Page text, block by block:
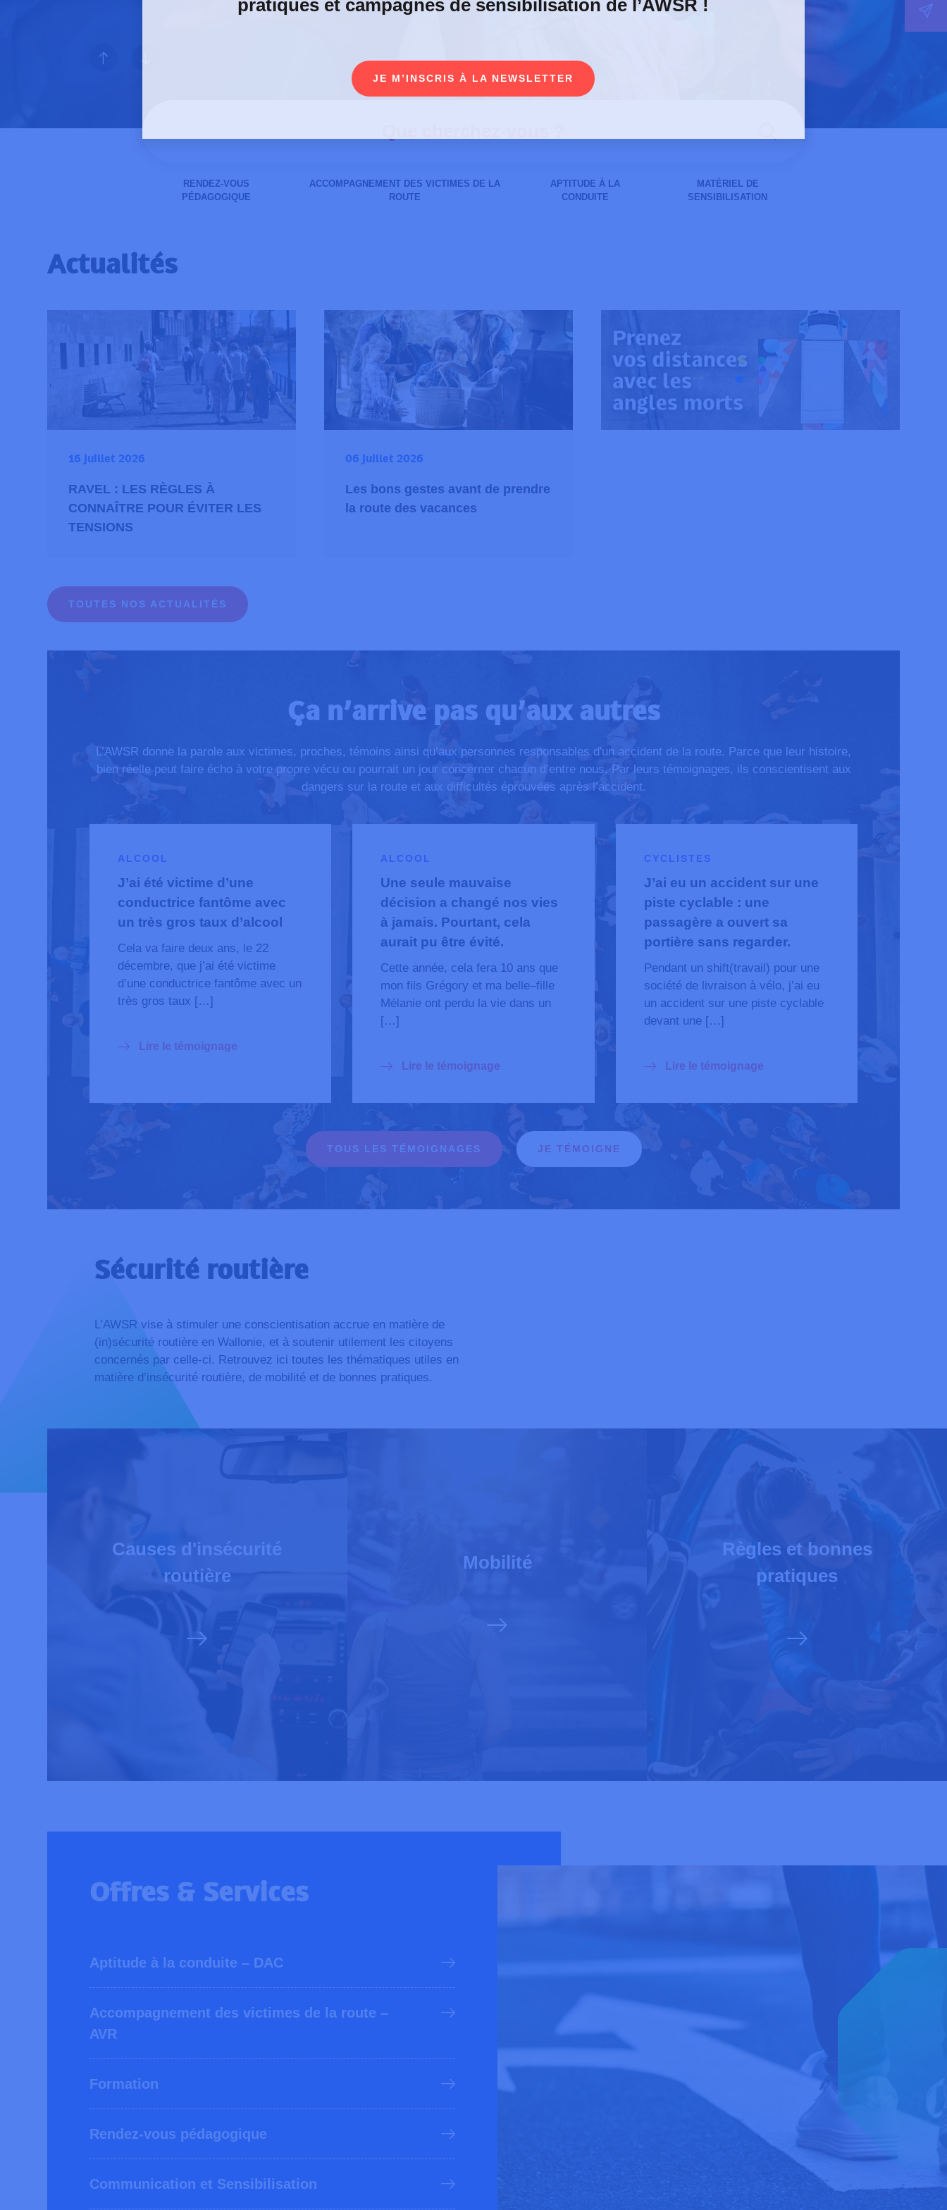
La route n’est pas un jeu
angles morts
VOUS
RENDEZ-VOUS
PÉDAGOGIQUE
ACCOMPAGNEMENT DES VICTIMES DE LA
ROUTE
APTITUDE À LA
CONDUITE
MATÉRIEL DE
SENSIBILISATION
Actualités
16 juillet 2026
RAVEL : LES RÈGLES À
CONNAÎTRE POUR ÉVITER LES
TENSIONS
06 juillet 2026
Les bons gestes avant de prendre
la route des vacances
TOUTES NOS ACTUALITÉS
Ça n’arrive pas qu’aux autres
L’AWSR donne la parole aux victimes, proches, témoins ainsi qu’aux personnes responsables d'un accident de la route. Parce que leur histoire,
bien réelle peut faire écho à votre propre vécu ou pourrait un jour concerner chacun d’entre nous. Par leurs témoignages, ils conscientisent aux
dangers sur la route et aux difficultés éprouvées après l’accident.
ALCOOL
J’ai été victime d’une
conductrice fantôme avec
un très gros taux d’alcool
Cela va faire deux ans, le 22
décembre, que j’ai été victime
d’une conductrice fantôme avec un
très gros taux […]
Lire le témoignage
ALCOOL
Une seule mauvaise
décision a changé nos vies
à jamais. Pourtant, cela
aurait pu être évité.
Cette année, cela fera 10 ans que
mon fils Grégory et ma belle–fille
Mélanie ont perdu la vie dans un
[…]
Lire le témoignage
CYCLISTES
J’ai eu un accident sur une
piste cyclable : une
passagère a ouvert sa
portière sans regarder.
Pendant un shift(travail) pour une
société de livraison à vélo, j’ai eu
un accident sur une piste cyclable
devant une […]
Lire le témoignage
TOUS LES TÉMOIGNAGES JE TÉMOIGNE
Sécurité routière
L’AWSR vise à stimuler une conscientisation accrue en matière de
(in)sécurité routière en Wallonie, et à soutenir utilement les citoyens
concernés par celle-ci. Retrouvez ici toutes les thématiques utiles en
matière d’insécurité routière, de mobilité et de bonnes pratiques.
Causes d'insécurité
routière
Mobilité
Règles et bonnes
pratiques
Offres & Services
Aptitude à la conduite – DAC
Accompagnement des victimes de la route –
AVR
Formation
Rendez-vous pédagogique
Communication et Sensibilisation
pratiques et campagnes de sensibilisation de l’AWSR !
JE M’INSCRIS À LA NEWSLETTER